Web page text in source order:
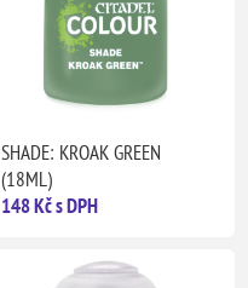
SHADE: KROAK GREEN
(18ML)
148 Kč s DPH